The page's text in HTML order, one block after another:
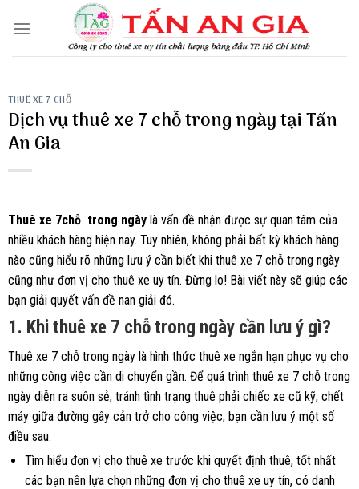
THUÊ XE 7 CHỖ
Dịch vụ thuê xe 7 chỗ trong ngày tại Tấn
An Gia
Thuê xe 7chỗ trong ngày là vấn đề nhận được sự quan tâm của
nhiều khách hàng hiện nay. Tuy nhiên, không phải bất kỳ khách hàng
nào cũng hiểu rõ những lưu ý cần biết khi thuê xe 7 chỗ trong ngày
cũng như đơn vị cho thuê xe uy tín. Đừng lo! Bài viết này sẽ giúp các
bạn giải quyết vấn đề nan giải đó.
1. Khi thuê xe 7 chỗ trong ngày cần lưu ý gì?
Thuê xe 7 chỗ trong ngày là hình thức thuê xe ngắn hạn phục vụ cho
những công việc cần di chuyển gần. Để quá trình thuê xe 7 chỗ trong
ngày diễn ra suôn sẻ, tránh tình trạng thuê phải chiếc xe cũ kỹ, chết
máy giữa đường gây cản trở cho công việc, bạn cần lưu ý một số
điều sau:
Tìm hiểu đơn vị cho thuê xe trước khi quyết định thuê, tốt nhất
các bạn nên lựa chọn những đơn vị cho thuê xe uy tín, có danh